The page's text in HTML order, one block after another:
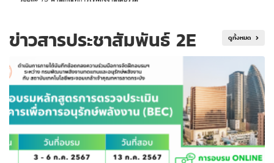
ข่าวสารประชาสัมพันธ์ 2E ดูทั้งหมด